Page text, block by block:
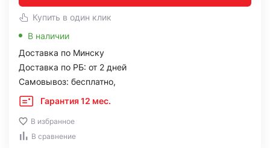
Купить в один клик
В наличии
Доставка по Минску
Доставка по РБ: от 2 дней
Самовывоз: бесплатно,
Гарантия 12 мес.
В избранное
В сравнение